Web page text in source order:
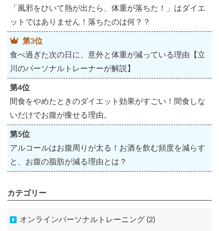
「風邪をひいて熱が出たら、体重が落ちた！」はダイエ
ットではありません！落ちたのは何？？
第3位
食べ過ぎた次の日に、意外と体重が減っている理由【立
川のパーソナルトレーナーが解説】
第4位
間食をやめたときのダイエット効果がすごい！間食しな
いだけでお腹が痩せる理由。
第5位
アルコールはお腹周りが太る！お酒を飲む頻度を減らす
と、お腹の脂肪が減る理由とは？
カテゴリー
オンラインパーソナルトレーニング (2)